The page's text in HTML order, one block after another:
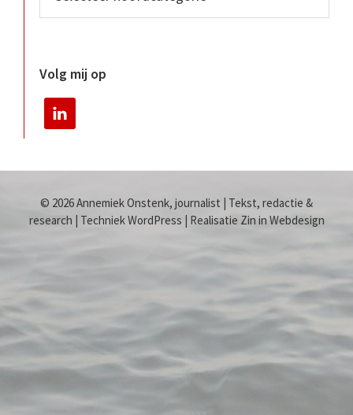
Volg mij op
© 2026 Annemiek Onstenk, journalist | Tekst, redactie &
research | Techniek WordPress | Realisatie Zin in Webdesign